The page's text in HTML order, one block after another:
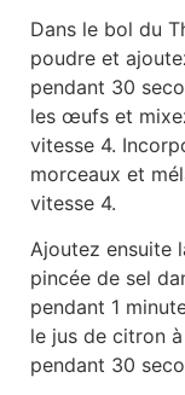
Dans le bol du
poudre et
pendant 30
les œufs et
vitesse 4.
morceaux et
vitesse 4.
Ajoutez ensuite
pincée de sel
pendant 1
le jus de citron
pendant 30